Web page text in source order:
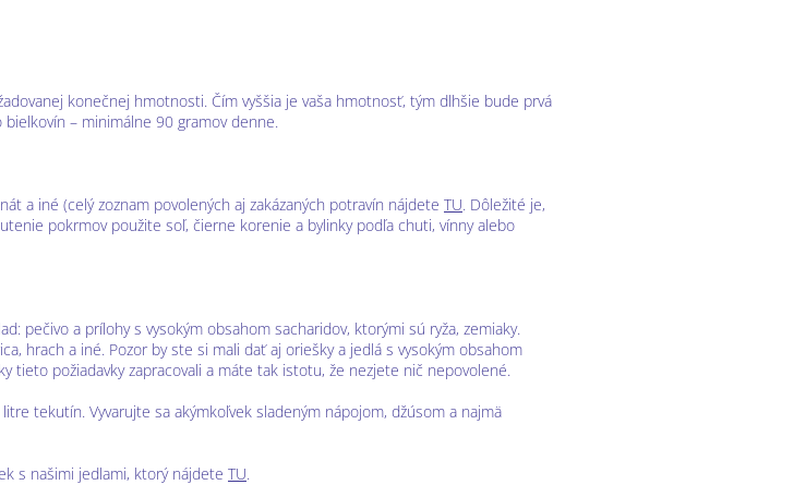
konečnej hmotnosti. Čím vyššia je vaša hmotnosť, tým dlhšie bude prvá
– minimálne 90 gramov denne.
a iné (celý zoznam povolených aj zakázaných potravín nájdete TU. Dôležité je,
pokrmov použite soľ, čierne korenie a bylinky podľa chuti, vínny alebo
pečivo a prílohy s vysokým obsahom sacharidov, ktorými sú ryža, zemiaky.
hrach a iné. Pozor by ste si mali dať aj oriešky a jedlá s vysokým obsahom
požiadavky zapracovali a máte tak istotu, že nezjete nič nepovolené.
tekutín. Vyvarujte sa akýmkoľvek sladeným nápojom, džúsom a najmä
s našimi jedlami, ktorý nájdete TU.